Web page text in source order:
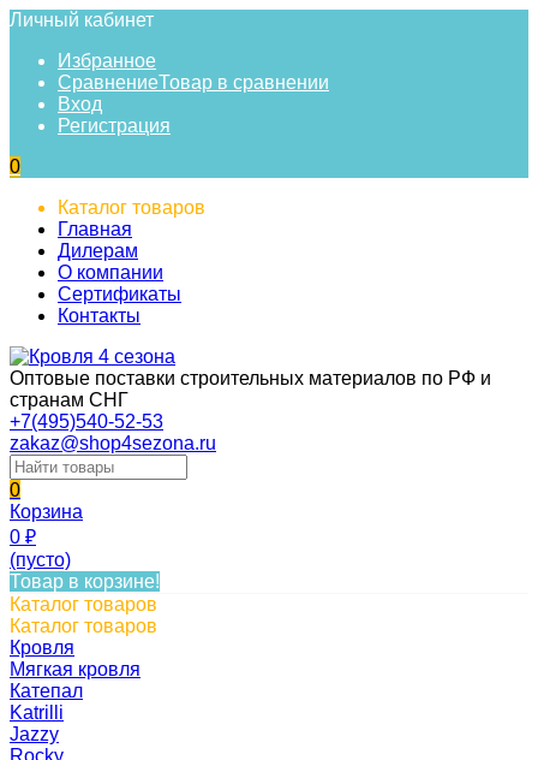
Личный кабинет
Избранное
СравнениеТовар в сравнении
Вход
Регистрация
0
Каталог товаров
Главная
Дилерам
О компании
Сертификаты
Контакты
Оптовые поставки строительных материалов по РФ и
странам СНГ
+7(495)540-52-53
zakaz@shop4sezona.ru
0
Корзина
0 ₽
(пусто)
Товар в корзине!
Каталог товаров
Каталог товаров
Кровля
Мягкая кровля
Катепал
Katrilli
Jazzy
Rocky